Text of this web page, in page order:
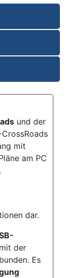
und der
mit
am PC
dar.
der
Es